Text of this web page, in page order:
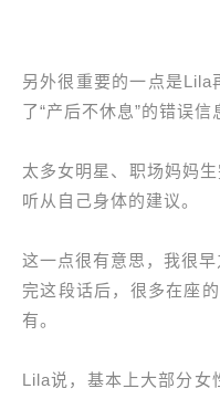
另外很重要的一点是Lila
了“产后不休息”的错误信
太多女明星、职场妈妈
听从自己身体的建议。
这一点很有意思，我很
完这段话后，很多在座
有。
Lila说，基本上大部分女